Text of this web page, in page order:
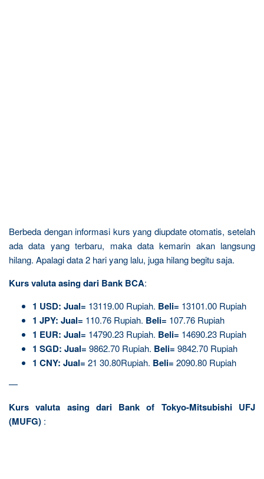
Berbeda dengan informasi kurs yang diupdate otomatis, setelah
ada data yang terbaru, maka data kemarin akan langsung
hilang. Apalagi data 2 hari yang lalu, juga hilang begitu saja.
Kurs valuta asing dari Bank BCA:
1 USD: Jual= 13119.00 Rupiah. Beli= 13101.00 Rupiah
1 JPY: Jual= 110.76 Rupiah. Beli= 107.76 Rupiah
1 EUR: Jual= 14790.23 Rupiah. Beli= 14690.23 Rupiah
1 SGD: Jual= 9862.70 Rupiah. Beli= 9842.70 Rupiah
1 CNY: Jual= 21 30.80Rupiah. Beli= 2090.80 Rupiah
—
Kurs valuta asing dari Bank of Tokyo-Mitsubishi UFJ
(MUFG) :